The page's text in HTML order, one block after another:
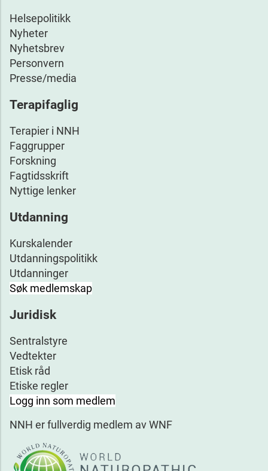
Helsepolitikk
Nyheter
Nyhetsbrev
Personvern
Presse/media
Terapifaglig
Terapier i NNH
Faggrupper
Forskning
Fagtidsskrift
Nyttige lenker
Utdanning
Kurskalender
Utdanningspolitikk
Utdanninger
Søk medlemskap
Juridisk
Sentralstyre
Vedtekter
Etisk råd
Etiske regler
Logg inn som medlem
NNH er fullverdig medlem av WNF